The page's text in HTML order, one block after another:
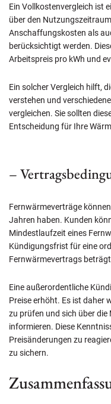
Ein Vollkostenvergleich ist
über den
Anschaffungskosten als
berücksichtigt werden.
Arbeitspreis pro kWh und
Ein solcher Vergleich hilft,
verstehen und
vergleichen. Sie sollten
Entscheidung für Ihre
–
Fernwärmeverträge
Jahren haben. Kunden
Mindestlaufzeit eines
Kündigungsfrist für eine
Fernwärmevertrags
Eine außerordentliche
Preise erhöht. Es ist daher
zu prüfen und sich über
informieren. Diese
Preisänderungen zu
zu sichern.